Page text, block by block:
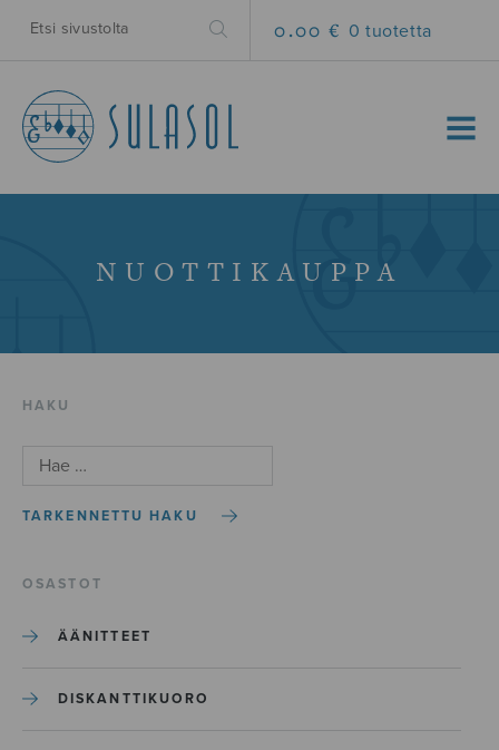
0.00 € 0 tuotetta
MENU
NUOTTIKAUPPA
HAKU
TARKENNETTU HAKU
OSASTOT
ÄÄNITTEET
DISKANTTIKUORO